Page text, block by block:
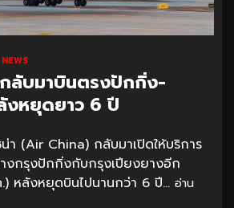
กลับมาบินตรงปักกิ่ง-
งหยุดยาว 6 ปี
า (Air China) กลับมาเปิดให้บริการ
างกรุงปักกิ่งกับกรุงเปียงยางอีก
หลังหยุดบินไปนานกว่า 6 ปี... อ่าน